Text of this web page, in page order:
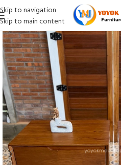
Skip to navigation
Skip to main content